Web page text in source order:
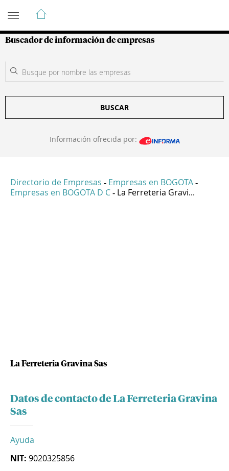
Guía de Empresas Colombianas
Buscador de información de empresas
BUSCAR
Información ofrecida por:
Directorio de Empresas - Empresas en BOGOTA -
Empresas en BOGOTA D C - La Ferreteria Gravi...
La Ferreteria Gravina Sas
Datos de contacto de La Ferreteria Gravina
Sas
Ayuda
NIT: 9020325856